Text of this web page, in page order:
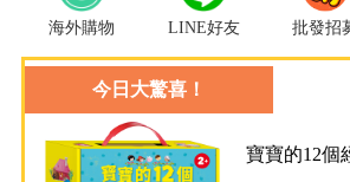
海外購物 LINE好友 批發招
今日大驚喜！
寶寶的12個